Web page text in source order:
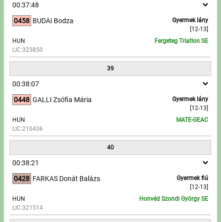
00:37:48
0458
Gyermek lány
[12-13]
BUDAI Bodza
HUN
LIC:323850
Fergeteg Triatlon SE
39
00:38:07
0448
Gyermek lány
[12-13]
GALLI Zsófia Mária
HUN
LIC:210436
MATE-GEAC
40
00:38:21
0428
Gyermek fiú
[12-13]
FARKAS Donát Balázs
HUN
LIC:321514
Honvéd Szondi György SE